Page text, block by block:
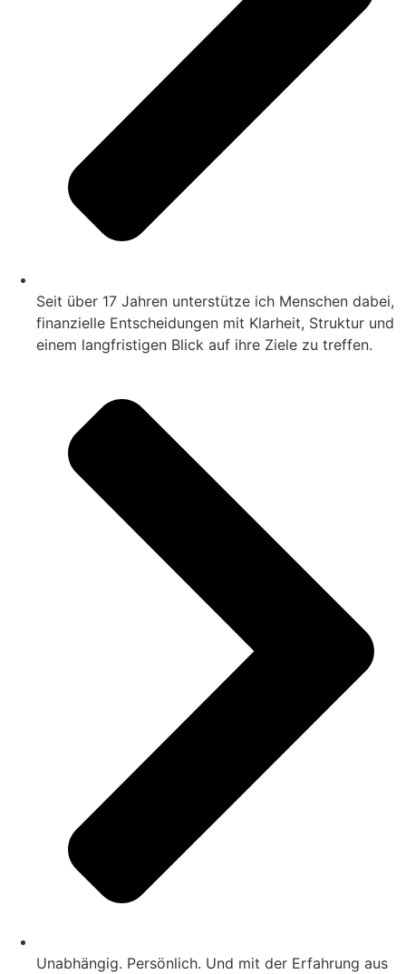
Seit über 17 Jahren unterstütze ich Menschen dabei,
finanzielle Entscheidungen mit Klarheit, Struktur und
einem langfristigen Blick auf ihre Ziele zu treffen.
Unabhängig. Persönlich. Und mit der Erfahrung aus